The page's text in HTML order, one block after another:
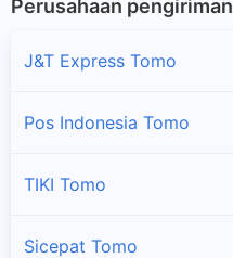
Perusahaan pengiriman
J&T Express Tomo
Pos Indonesia Tomo
TIKI Tomo
Sicepat Tomo